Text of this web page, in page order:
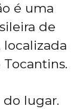
é uma
de
localizada
do lugar.